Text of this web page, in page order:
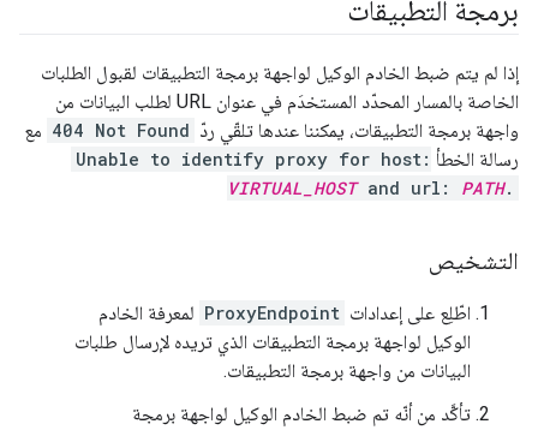
برمجة التطبيقات
إذا لم يتم ضبط الخادم الوكيل لواجهة برمجة التطبيقات لقبول الطلبات
الخاصة بالمسار المحدّد المستخدَم في عنوان URL لطلب البيانات من
واجهة برمجة التطبيقات، يمكننا عندها تلقّي ردّ 404 Not Found مع
رسالة الخطأ Unable to identify proxy for host:
VIRTUAL_HOSTand url: PATH.
التشخيص
اطّلِع على إعدادات ProxyEndpoint لمعرفة الخادم
الوكيل لواجهة برمجة التطبيقات الذي تريده لإرسال طلبات
البيانات من واجهة برمجة التطبيقات.
تأكَّد من أنّه تم ضبط الخادم الوكيل لواجهة برمجة